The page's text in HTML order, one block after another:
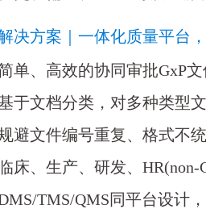
决方案｜一体化质量平台
单、高效的协同审批GxP
于文档分类，对多种类型
避文件编号重复、格式不
床、生产、研发、HR(non-
TMS/QMS同平台设计